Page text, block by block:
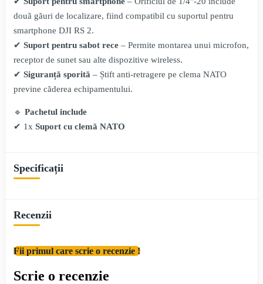
două găuri de localizare, fiind compatibil cu suportul pentru
smartphone DJI RS 2.
✔ Suport pentru sabot rece – Permite montarea unui microfon,
receptor de sunet sau alte dispozitive wireless.
✔ Siguranță sporită – Știft anti-retragere pe clema NATO
previne căderea echipamentului.
🔹 Pachetul include
✔ 1x Suport cu clemă NATO
Specificații
Recenzii
Fii primul care scrie o recenzie !
Scrie o recenzie